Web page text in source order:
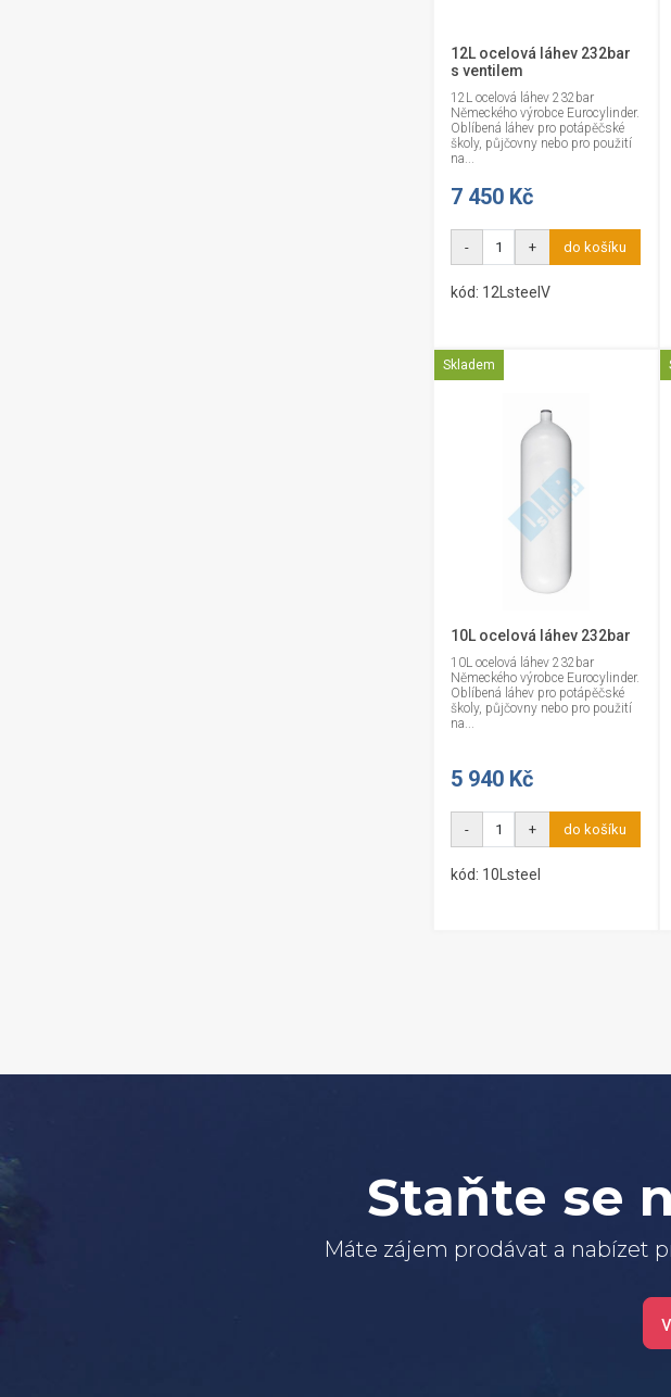
12L ocelová láhev 232bar
s ventilem
12L ocelová láhev 232bar
Německého výrobce Eurocylinder.
Oblíbená láhev pro potápěčské
školy, půjčovny nebo pro použití
na...
7 450 Kč
- + do košíku
kód: 12LsteelV
Skladem
10L ocelová láhev 232bar
10L ocelová láhev 232bar
Německého výrobce Eurocylinder.
Oblíbená láhev pro potápěčské
školy, půjčovny nebo pro použití
na...
5 940 Kč
- + do košíku
kód: 10Lsteel
Staňte se
Máte zájem prodávat a nabízet